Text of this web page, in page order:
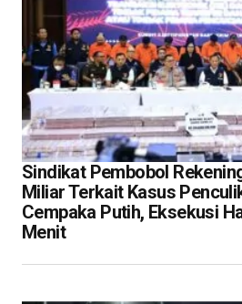
Sindikat Pembobol
Miliar Terkait Kasus
Cempaka Putih, Eksekusi
Menit